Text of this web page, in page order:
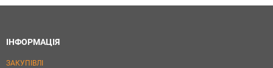
ІНФОРМАЦІЯ
ЗАКУПІВЛІ